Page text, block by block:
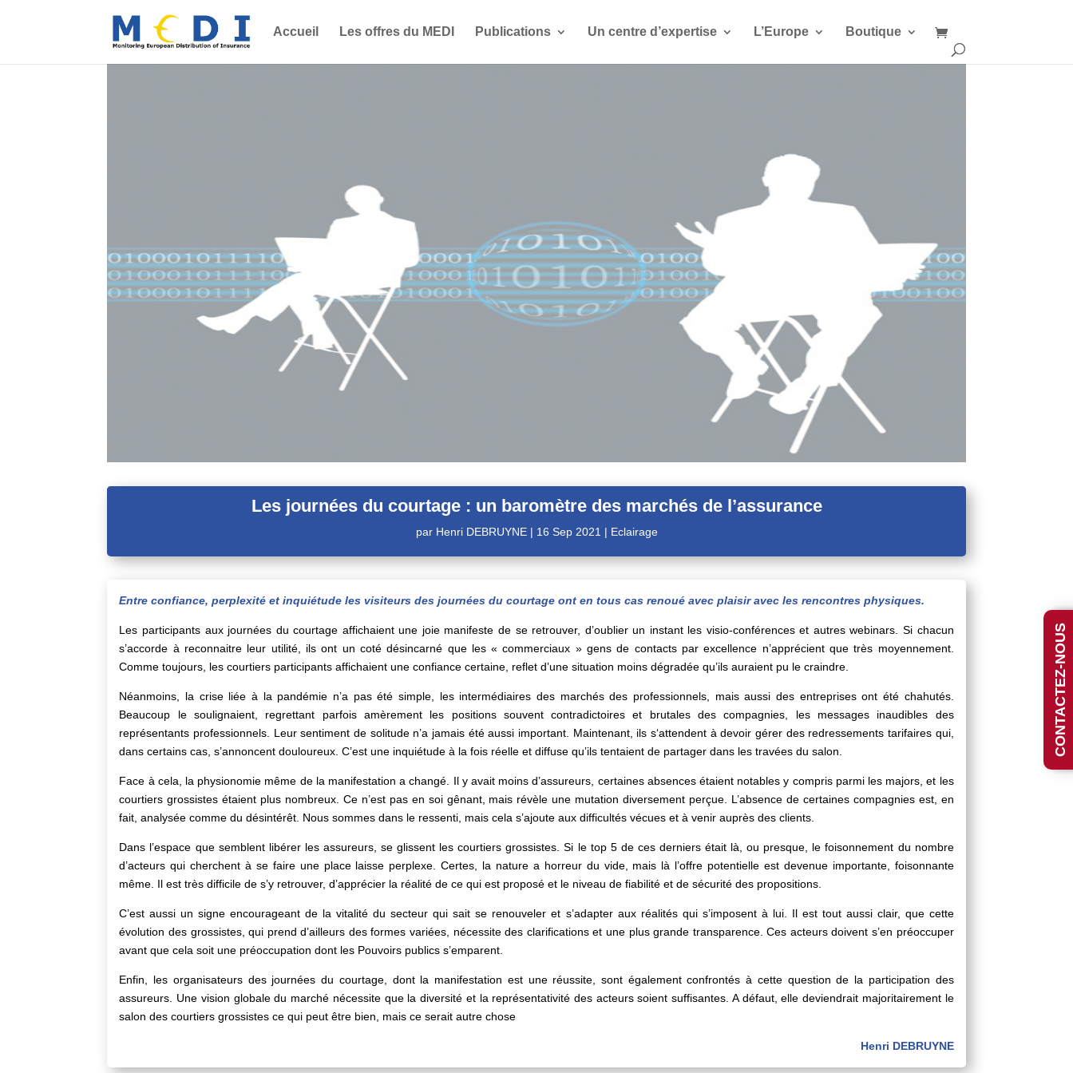
Accueil Les offres du MEDI Publications Un centre d’expertise L’Europe Boutique
Les journées du courtage : un baromètre des marchés de l’assurance
par Henri DEBRUYNE| 16 Sep 2021 | Eclairage
Entre confiance, perplexité et inquiétude les visiteurs des journées du courtage ont en tous cas renoué avec plaisir avec les rencontres physiques.
Les participants aux journées du courtage affichaient une joie manifeste de se retrouver, d’oublier un instant les visio-conférences et autres webinars. Si chacun
s’accorde à reconnaitre leur utilité, ils ont un coté désincarné que les « commerciaux » gens de contacts par excellence n’apprécient que très moyennement.
Comme toujours, les courtiers participants affichaient une confiance certaine, reflet d’une situation moins dégradée qu’ils auraient pu le craindre.
Néanmoins, la crise liée à la pandémie n’a pas été simple, les intermédiaires des marchés des professionnels, mais aussi des entreprises ont été chahutés.
Beaucoup le soulignaient, regrettant parfois amèrement les positions souvent contradictoires et brutales des compagnies, les messages inaudibles des
représentants professionnels. Leur sentiment de solitude n’a jamais été aussi important. Maintenant, ils s‘attendent à devoir gérer des redressements tarifaires qui,
dans certains cas, s’annoncent douloureux. C’est une inquiétude à la fois réelle et diffuse qu’ils tentaient de partager dans les travées du salon.
Face à cela, la physionomie même de la manifestation a changé. Il y avait moins d’assureurs, certaines absences étaient notables y compris parmi les majors, et les
courtiers grossistes étaient plus nombreux. Ce n’est pas en soi gênant, mais révèle une mutation diversement perçue. L’absence de certaines compagnies est, en
fait, analysée comme du désintérêt. Nous sommes dans le ressenti, mais cela s’ajoute aux difficultés vécues et à venir auprès des clients.
Dans l’espace que semblent libérer les assureurs, se glissent les courtiers grossistes. Si le top 5 de ces derniers était là, ou presque, le foisonnement du nombre
d’acteurs qui cherchent à se faire une place laisse perplexe. Certes, la nature a horreur du vide, mais là l’offre potentielle est devenue importante, foisonnante
même. Il est très difficile de s’y retrouver, d’apprécier la réalité de ce qui est proposé et le niveau de fiabilité et de sécurité des propositions.
C’est aussi un signe encourageant de la vitalité du secteur qui sait se renouveler et s’adapter aux réalités qui s’imposent à lui. Il est tout aussi clair, que cette
évolution des grossistes, qui prend d’ailleurs des formes variées, nécessite des clarifications et une plus grande transparence. Ces acteurs doivent s’en préoccuper
avant que cela soit une préoccupation dont les Pouvoirs publics s’emparent.
Enfin, les organisateurs des journées du courtage, dont la manifestation est une réussite, sont également confrontés à cette question de la participation des
assureurs. Une vision globale du marché nécessite que la diversité et la représentativité des acteurs soient suffisantes. A défaut, elle deviendrait majoritairement le
salon des courtiers grossistes ce qui peut être bien, mais ce serait autre chose
Henri DEBRUYNE
CONTACTEZ-NOUS